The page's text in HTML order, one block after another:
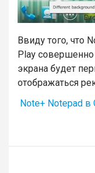
Ввиду того, что
Play совершенно
экрана будет
отображаться
Note+ Notepad в